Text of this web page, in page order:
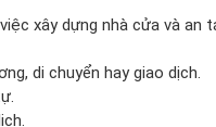
xây dựng nhà cửa và an
di chuyển hay giao dịch.